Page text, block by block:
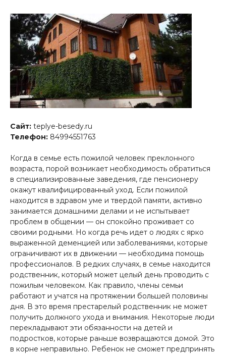
Сайт: teplye-besedy.ru
Телефон: 84994551763
Когда в семье есть пожилой человек преклонного
возраста, порой возникает необходимость обратиться
в специализированные заведения, где пенсионеру
окажут квалифицированный уход. Если пожилой
находится в здравом уме и твердой памяти, активно
занимается домашними делами и не испытывает
проблем в общении — он спокойно проживает со
своими родными. Но когда речь идет о людях с ярко
выраженной деменцией или заболеваниями, которые
ограничивают их в движении — необходима помощь
профессионалов. В редких случаях, в семье находится
родственник, который может целый день проводить с
пожилым человеком. Как правило, члены семьи
работают и учатся на протяжении большей половины
дня. В это время престарелый родственник не может
получить должного ухода и внимания. Некоторые люди
перекладывают эти обязанности на детей и
подростков, которые раньше возвращаются домой. Это
в корне неправильно. Ребенок не сможет предпринять